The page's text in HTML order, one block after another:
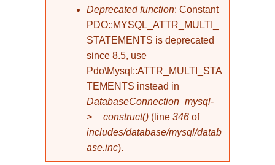
Deprecated function: Constant
PDO::MYSQL_ATTR_MULTI_
STATEMENTS is deprecated
since 8.5, use
Pdo\Mysql::ATTR_MULTI_STA
TEMENTS instead in
DatabaseConnection_mysql-
>__construct() (line 346 of
includes/database/mysql/datab
ase.inc).